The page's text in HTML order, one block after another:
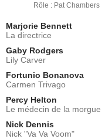
Rôle : Pat Chambers
Marjorie Bennett
La directrice
Gaby Rodgers
Lily Carver
Fortunio Bonanova
Carmen Trivago
Percy Helton
Le médecin de la morgue
Nick Dennis
Nick "Va Va Voom"